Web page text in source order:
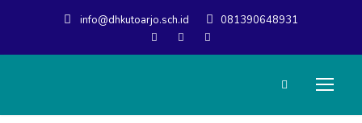
info@dhkutoarjo.sch.id 081390648931